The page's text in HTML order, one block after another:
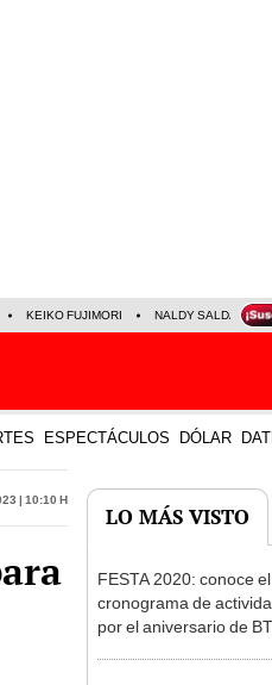
KEIKO FUJIMORI NALDY SALDAÑA
ESPECTÁCULOS DÓLAR
| 10:10 h
LO MÁS VISTO
FESTA 2020: conoce el
cronograma de
por el aniversario de